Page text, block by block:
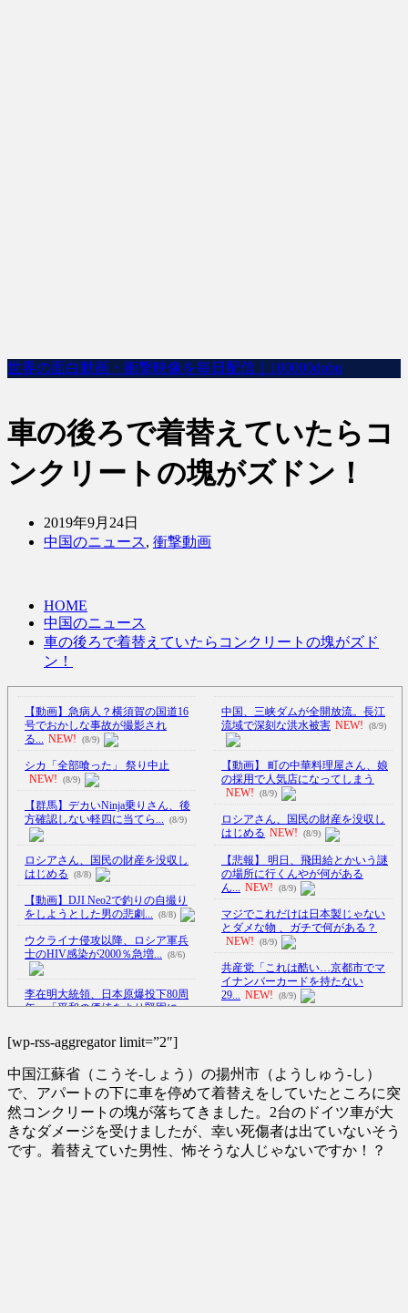
世界の面白動画・衝撃映像を毎日配信｜100000dobu
車の後ろで着替えていたらコ
ンクリートの塊がズドン！
2019年9月24日
中国のニュース, 衝撃動画
HOME
中国のニュース
車の後ろで着替えていたらコンクリートの塊がズド
ン！
【動画】急病人？横須賀の国道16
号でおかしな事故が撮影され
る...
NEW! (8/9)
シカ「全部喰った」 祭り中止
NEW!
(8/9)
【群馬】デカいNinja乗りさん、後
方確認しない軽四に当てら...
(8/9)
ロシアさん、国民の財産を没収し
はじめる
(8/8)
【動画】DJI Neo2で釣りの自撮り
をしようとした男の悲劇...
(8/8)
ウクライナ侵攻以降、ロシア軍兵
士のHIV感染が2000％急増...
(8/6)
李在明大統領、日本原爆投下80周
年…「平和の価値をより堅固に...
【悲報】タトゥー彫師23年目店長
99... NEW! (8/9)
中国の三峡ダムが全開放流を実
施…長江流域で深刻な洪水被害！
NEW! (8/9)
大学生ワイ、株で大儲けｗｗｗｗ
中国、三峡ダムが全開放流。長江
流域で深刻な洪水被害 NEW! (8/9)
【動画】 町の中華料理屋さん、娘
の採用で人気店になってしまう
NEW!
(8/9)
ロシアさん、国民の財産を没収し
はじめる NEW! (8/9)
【悲報】 明日、飛田給とかいう謎
の場所に行くんやが何がある
ん...
NEW! (8/9)
マジでこれだけは日本製じゃない
とダメな物 、ガチで何がある？
NEW!
(8/9)
共産党「これは酷い…京都市でマ
イナンバーカードを持たない
29... NEW! (8/9)
【Xの車窓から】オービスかと思
ったら野生の炊飯器で草 ほか
【Xの車窓から】整備士が2度見す
る現場猫案件 ほか
(7/31)
[wp-rss-aggregator limit=”2″]
中国江蘇省（こうそ-しょう）の揚州市（ようしゅう-し）
で、アパートの下に車を停めて着替えをしていたところに突
然コンクリートの塊が落ちてきました。2台のドイツ車が大
きなダメージを受けましたが、幸い死傷者は出ていないそう
です。着替えていた男性、怖そうな人じゃないですか！？